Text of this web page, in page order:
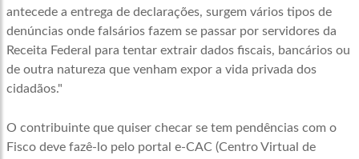
antecede a entrega de declarações, surgem vários tipos de
denúncias onde falsários fazem se passar por servidores da
Receita Federal para tentar extrair dados fiscais, bancários ou
de outra natureza que venham expor a vida privada dos
cidadãos."
O contribuinte que quiser checar se tem pendências com o
Fisco deve fazê-lo pelo portal e-CAC (Centro Virtual de